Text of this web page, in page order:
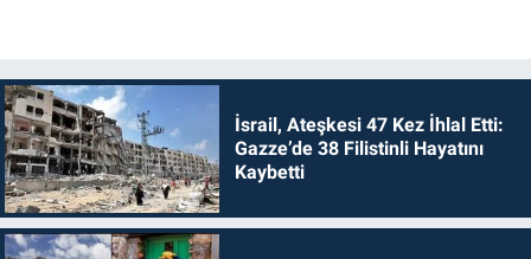
İsrail, Ateşkesi 47 Kez İhlal Etti:
Gazze’de 38 Filistinli Hayatını
Kaybetti